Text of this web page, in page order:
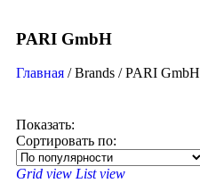
PARI GmbH
Главная / Brands / PARI GmbH
Показать:
Сортировать по:
Grid view List view